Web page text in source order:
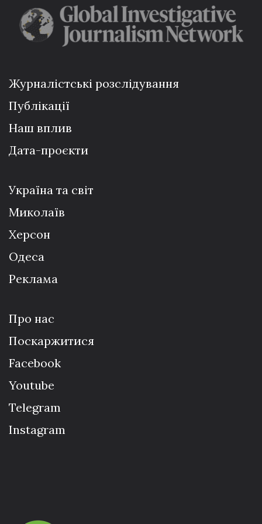
Журналістські розслідування
Публікації
Наш вплив
Дата-проєкти
Україна та світ
Миколаїв
Херсон
Одеса
Реклама
Про нас
Поскаржитися
Facebook
Youtube
Telegram
Instagram